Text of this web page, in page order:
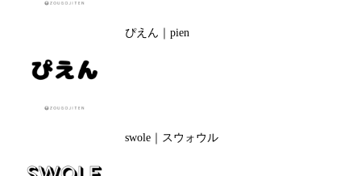
ぴえん｜pien
swole｜スウォウル